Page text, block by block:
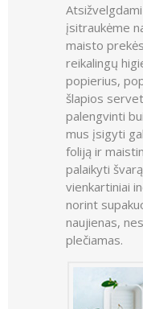
įsitraukėme
maisto
reikalingų
popierius,
šlapios
palengvinti
mus įsigyti
foliją ir
palaikyti
vienkartiniai
norint
naujienas,
plečiamas.